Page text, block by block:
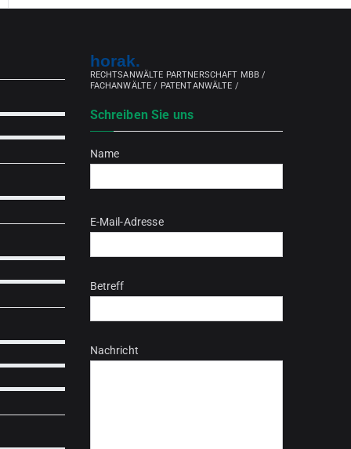
horak.
RECHTSANWÄLTE PARTNERSCHAFT MBB /
FACHANWÄLTE / PATENTANWÄLTE /
Schreiben Sie uns
Name
E-Mail-Adresse
Betreff
Nachricht